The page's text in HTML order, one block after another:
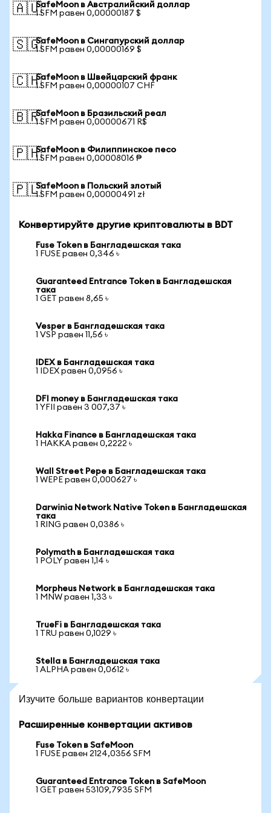
🇦🇺SafeMoon в Австралийский доллар
1 SFM равен 0,00000187 $
🇸🇬SafeMoon в Сингапурский доллар
1 SFM равен 0,00000169 $
🇨🇭SafeMoon в Швейцарский франк
1 SFM равен 0,00000107 CHF
🇧🇷SafeMoon в Бразильский реал
1 SFM равен 0,00000671 R$
🇵🇭SafeMoon в Филиппинское песо
1 SFM равен 0,00008016 ₱
🇵🇱SafeMoon в Польский злотый
1 SFM равен 0,00000491 zł
Конвертируйте другие криптовалюты в BDT
Fuse Token в Бангладешская така
1 FUSE равен 0,346 ৳
Guaranteed Entrance Token в Бангладешская
така
1 GET равен 8,65 ৳
Vesper в Бангладешская така
1 VSP равен 11,56 ৳
IDEX в Бангладешская така
1 IDEX равен 0,0956 ৳
DFI money в Бангладешская така
1 YFII равен 3 007,37 ৳
Hakka Finance в Бангладешская така
1 HAKKA равен 0,2222 ৳
Wall Street Pepe в Бангладешская така
1 WEPE равен 0,000627 ৳
Darwinia Network Native Token в Бангладешская
така
1 RING равен 0,0386 ৳
Polymath в Бангладешская така
1 POLY равен 1,14 ৳
Morpheus Network в Бангладешская така
1 MNW равен 1,33 ৳
TrueFi в Бангладешская така
1 TRU равен 0,1029 ৳
Stella в Бангладешская така
1 ALPHA равен 0,0612 ৳
Изучите больше вариантов конвертации
Расширенные конвертации активов
Fuse Token в SafeMoon
1 FUSE равен 2124,0356 SFM
Guaranteed Entrance Token в SafeMoon
1 GET равен 53109,7935 SFM